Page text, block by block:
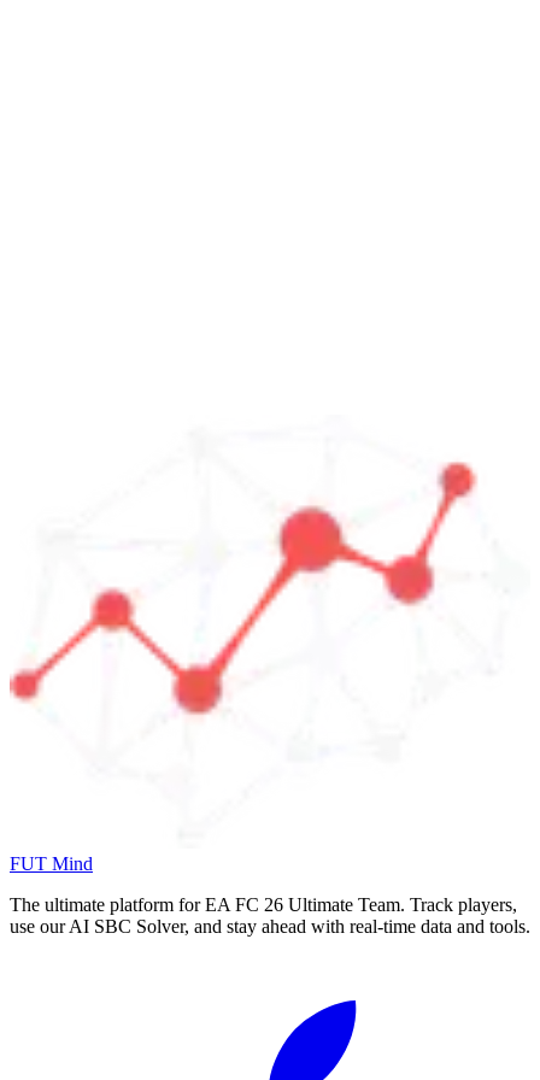
FUT Mind
The ultimate platform for EA FC 26 Ultimate Team. Track players,
use our AI SBC Solver, and stay ahead with real-time data and tools.